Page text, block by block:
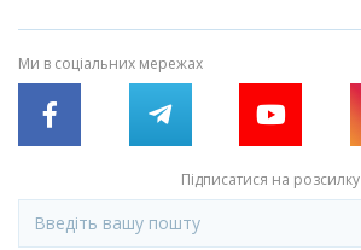
Ми в соціальних мережах
Підписатися на розсилку